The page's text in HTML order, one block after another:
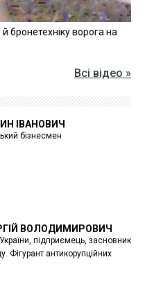
й бронетехніку ворога на
Всі відео »
ІВАНОВИЧ
бізнесмен
ВОЛОДИМИРОВИЧ
підприємець, засновник
Фігурант антикорупційних